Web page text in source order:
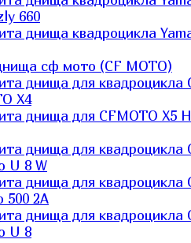
660
днища квадроцикла
сф мото (CF MOTO)
днища для квадроцикла
X4
днища для CFMOTO X5
днища для квадроцикла
U 8 W
днища для квадроцикла
500 2A
днища для квадроцикла
U 8